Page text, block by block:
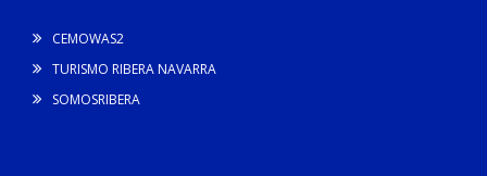
CEMOWAS2
TURISMO RIBERA NAVARRA
SOMOSRIBERA